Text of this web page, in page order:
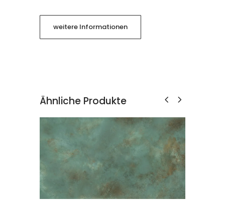
weitere Informationen
Ähnliche Produkte
VERDERAME
Keramik